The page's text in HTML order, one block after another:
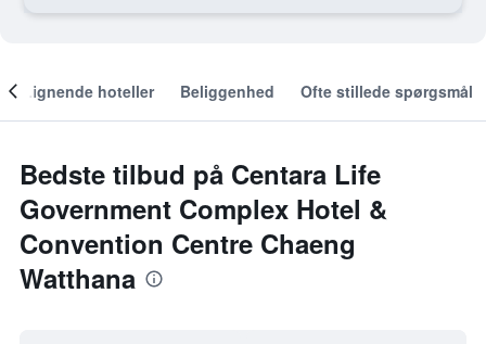
Lignende hoteller Beliggenhed Ofte stillede spørgsmål
Bedste tilbud på Centara Life
Government Complex Hotel &
Convention Centre Chaeng
Watthana